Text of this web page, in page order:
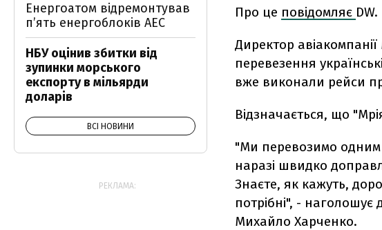
Про це повідомляє DW.
Директор
перевезення
вже виконали рейси
Відзначається, що
"Ми перевозимо одним
наразі швидко
Знаєте, як кажуть,
потрібні", - наголошує
Михайло Харченко.
Енергоатом відремонтував
п’ять енергоблоків АЕС
НБУ оцінив збитки від
зупинки морського
експорту в мільярди
доларів
ВСІ НОВИНИ
РЕКЛАМА: